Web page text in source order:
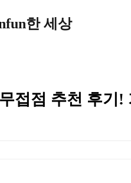
한 세상
접점 추천 후기!